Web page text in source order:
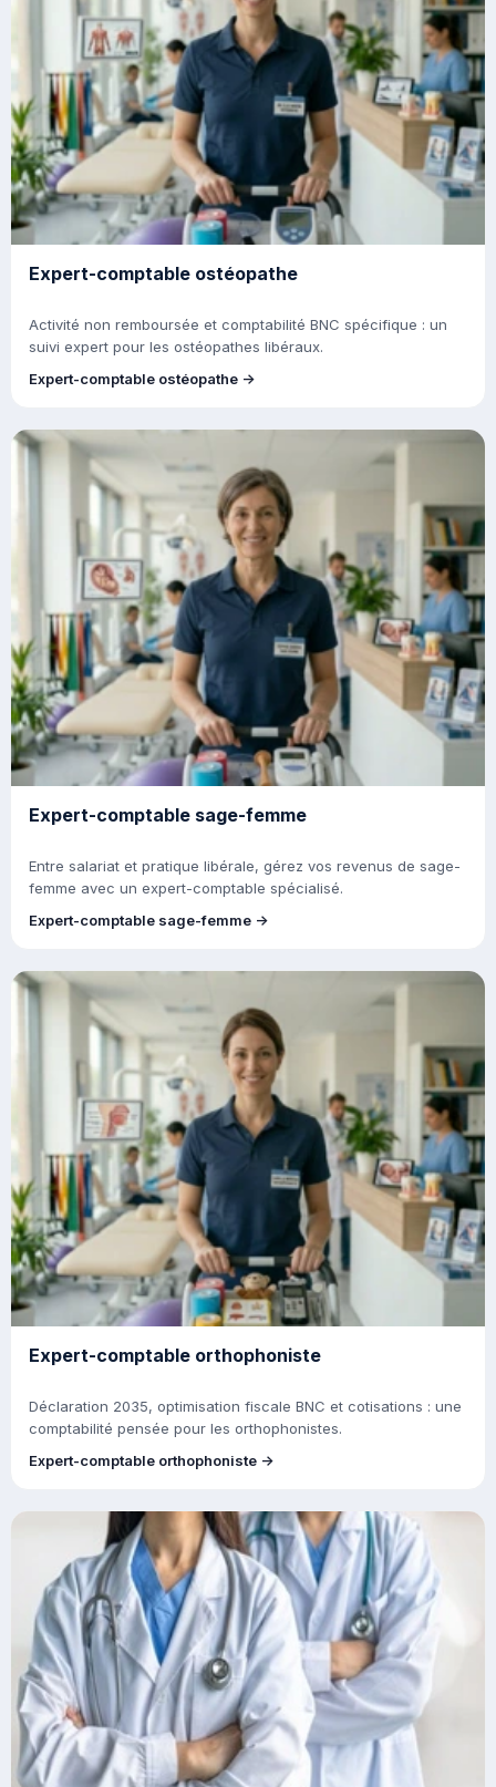
Expert-comptable ostéopathe
Activité non remboursée et comptabilité BNC spécifique : un
suivi expert pour les ostéopathes libéraux.
Expert-comptable ostéopathe →
Expert-comptable sage-femme
Entre salariat et pratique libérale, gérez vos revenus de sage-
femme avec un expert-comptable spécialisé.
Expert-comptable sage-femme →
Expert-comptable orthophoniste
Déclaration 2035, optimisation fiscale BNC et cotisations : une
comptabilité pensée pour les orthophonistes.
Expert-comptable orthophoniste →